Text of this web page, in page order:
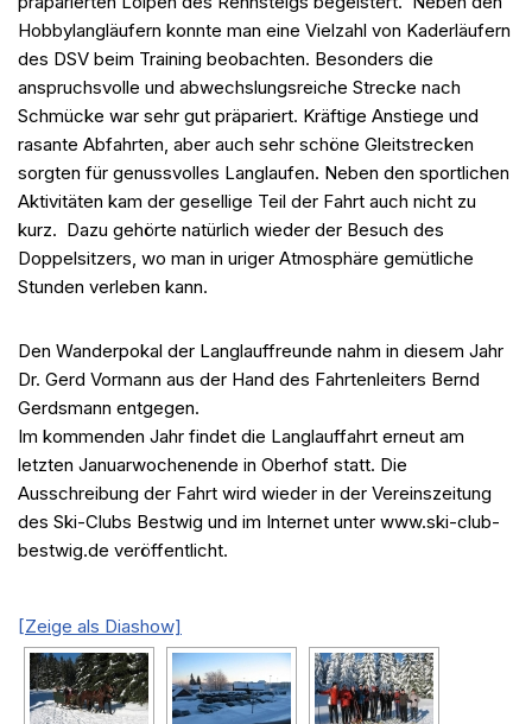
Hobbylangläufern konnte man eine Vielzahl von Kaderläufern
des DSV beim Training beobachten. Besonders die
anspruchsvolle und abwechslungsreiche Strecke nach
Schmücke war sehr gut präpariert. Kräftige Anstiege und
rasante Abfahrten, aber auch sehr schöne Gleitstrecken
sorgten für genussvolles Langlaufen. Neben den sportlichen
Aktivitäten kam der gesellige Teil der Fahrt auch nicht zu
kurz. Dazu gehörte natürlich wieder der Besuch des
Doppelsitzers, wo man in uriger Atmosphäre gemütliche
Stunden verleben kann.
Den Wanderpokal der Langlauffreunde nahm in diesem Jahr
Dr. Gerd Vormann aus der Hand des Fahrtenleiters Bernd
Gerdsmann entgegen.
Im kommenden Jahr findet die Langlauffahrt erneut am
letzten Januarwochenende in Oberhof statt. Die
Ausschreibung der Fahrt wird wieder in der Vereinszeitung
des Ski-Clubs Bestwig und im Internet unter www.ski-club-
bestwig.de veröffentlicht.
[Zeige als Diashow]